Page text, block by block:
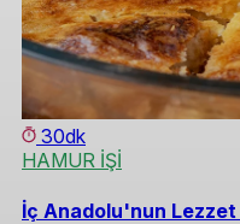
30dk
HAMUR İŞİ
İç Anadolu'nun Lezzet